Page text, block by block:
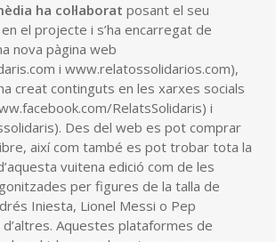
ha col·laborat posant el seu
el projecte i s’ha encarregat de
nova pàgina web
i www.relatossolidarios.com),
creat continguts en les xarxes socials
RelatsSolidaris) i
Des del web es pot comprar
així com també es pot trobar tota la
vuitena edició com de les
per figures de la talla de
Iniesta, Lionel Messi o Pep
Aquestes plataformes de